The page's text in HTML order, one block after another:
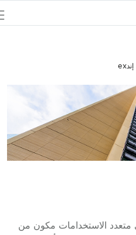
الاستخدامات مكون من